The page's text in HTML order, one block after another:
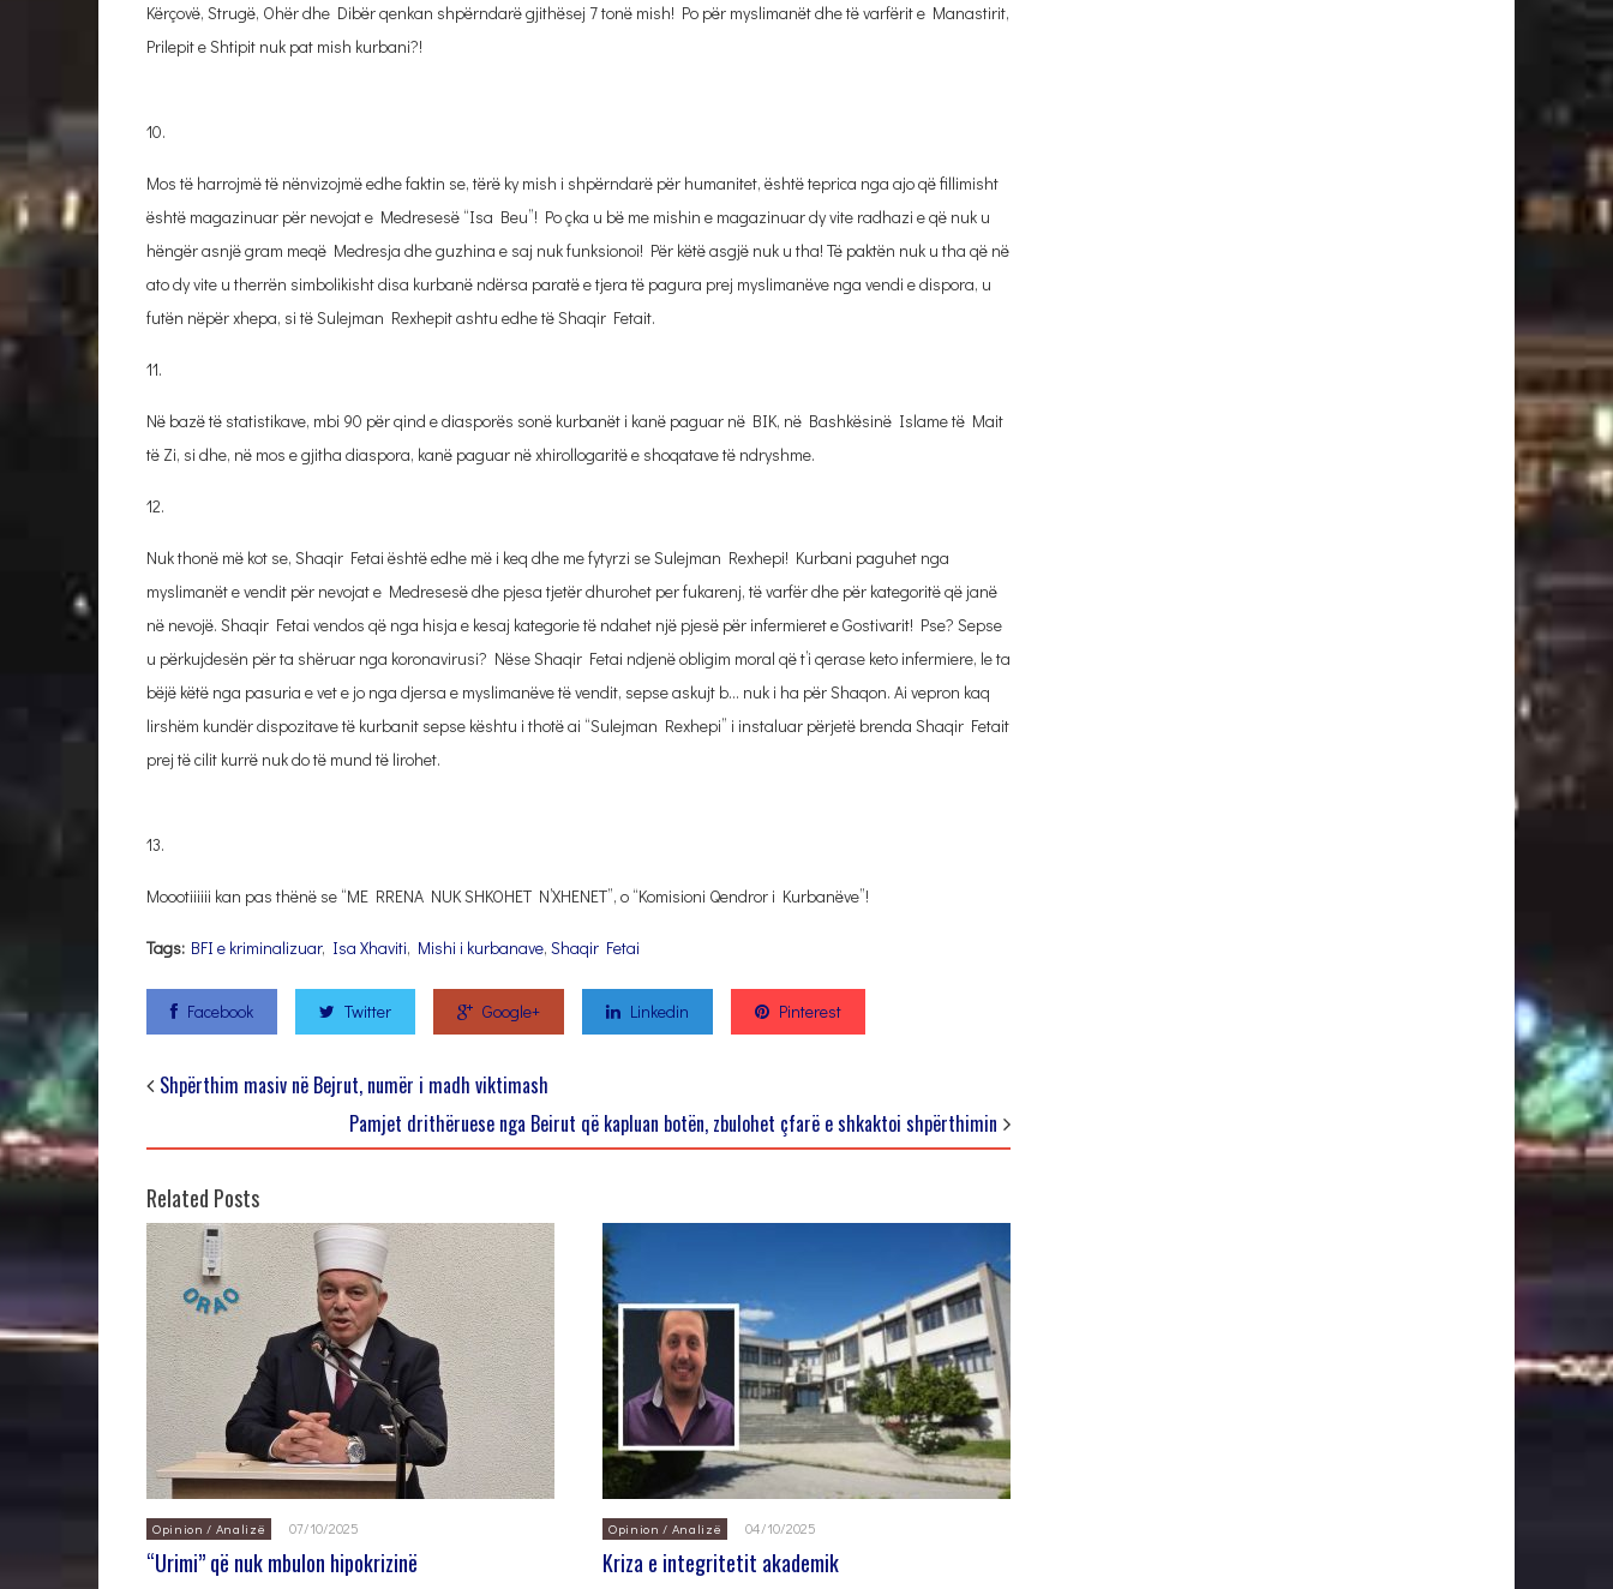
Kërçovë, Strugë, Ohër dhe Dibër qenkan shpërndarë gjithësej 7 tonë mish! Po për myslimanët dhe të varfërit e Manastirit,
Prilepit e Shtipit nuk pat mish kurbani?!
10.
Mos të harrojmë të nënvizojmë edhe faktin se, tërë ky mish i shpërndarë për humanitet, është teprica nga ajo që fillimisht
është magazinuar për nevojat e Medresesë “Isa Beu”! Po çka u bë me mishin e magazinuar dy vite radhazi e që nuk u
hëngër asnjë gram meqë Medresja dhe guzhina e saj nuk funksionoi! Për këtë asgjë nuk u tha! Të paktën nuk u tha që në
ato dy vite u therrën simbolikisht disa kurbanë ndërsa paratë e tjera të pagura prej myslimanëve nga vendi e dispora, u
futën nëpër xhepa, si të Sulejman Rexhepit ashtu edhe të Shaqir Fetait.
11.
Në bazë të statistikave, mbi 90 për qind e diasporës sonë kurbanët i kanë paguar në BIK, në Bashkësinë Islame të Mait
të Zi, si dhe, në mos e gjitha diaspora, kanë paguar në xhirollogaritë e shoqatave të ndryshme.
12.
Nuk thonë më kot se, Shaqir Fetai është edhe më i keq dhe me fytyrzi se Sulejman Rexhepi! Kurbani paguhet nga
myslimanët e vendit për nevojat e Medresesë dhe pjesa tjetër dhurohet per fukarenj, të varfër dhe për kategoritë që janë
në nevojë. Shaqir Fetai vendos që nga hisja e kesaj kategorie të ndahet një pjesë për infermieret e Gostivarit! Pse? Sepse
u përkujdesën për ta shëruar nga koronavirusi? Nëse Shaqir Fetai ndjenë obligim moral që t’i qerase keto infermiere, le ta
bëjë këtë nga pasuria e vet e jo nga djersa e myslimanëve të vendit, sepse askujt b… nuk i ha për Shaqon. Ai vepron kaq
lirshëm kundër dispozitave të kurbanit sepse kështu i thotë ai “Sulejman Rexhepi” i instaluar përjetë brenda Shaqir Fetait
prej të cilit kurrë nuk do të mund të lirohet.
13.
Moootiiiiii kan pas thënë se “ME RRENA NUK SHKOHET N’XHENET”, o “Komisioni Qendror i Kurbanëve”!
Tags: BFI e kriminalizuar, Isa Xhaviti, Mishi i kurbanave, Shaqir Fetai
Facebook Twitter Google+ Linkedin Pinterest
Shpërthim masiv në Bejrut, numër i madh viktimash
Pamjet drithëruese nga Beirut që kapluan botën, zbulohet çfarë e shkaktoi shpërthimin
Related Posts
Opinion / Analizë 07/10/2025
“Urimi” që nuk mbulon hipokrizinë
Opinion / Analizë 04/10/2025
Kriza e integritetit akademik